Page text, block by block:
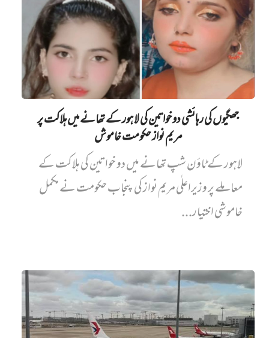
جھگیوں کی رہائشی دو خواتین کی لاہور کے تھانے میں‌ ہلاکت پر
مریم نواز حکومت خاموش
لاہور کے ٹاؤن شپ تھانے میں دو خواتین کی ہلاکت کے
معاملے پر وزیراعلٰی مریم نواز کی پنجاب حکومت نے مکمل
خاموشی اختیار...